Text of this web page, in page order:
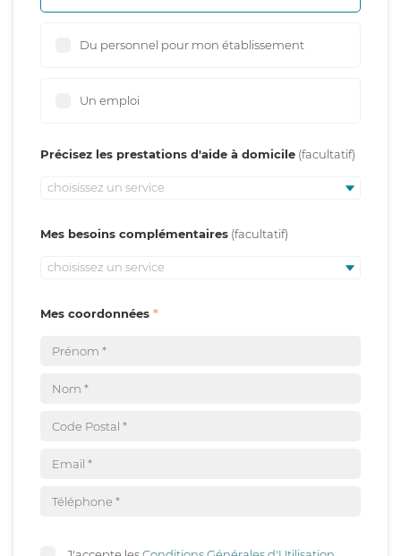
Du personnel pour mon établissement
Un emploi
Précisez les prestations d'aide à domicile
choisissez un service
Mes besoins complémentaires
choisissez un service
Mes coordonnées